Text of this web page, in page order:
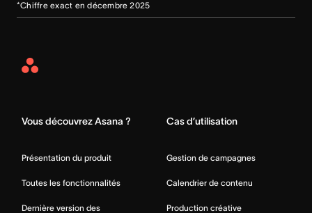
*Chiffre exact en décembre 2025
Asana
Vous découvrez Asana ?
Présentation du produit
Toutes les fonctionnalités
Dernière version des
Cas d’utilisation
Gestion de campagnes
Calendrier de contenu
Production créative